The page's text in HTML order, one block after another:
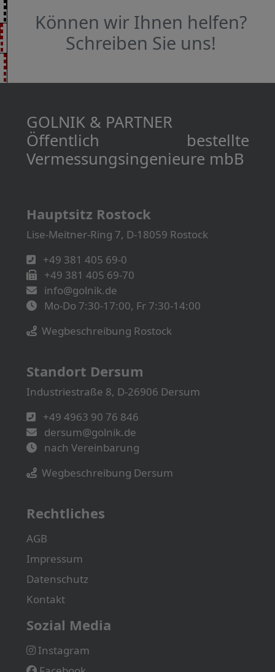
Können wir Ihnen helfen?
Schreiben Sie uns!
GOLNIK & PARTNER
Öffentlich bestellte
Vermessungs­­ingenieure mbB
Hauptsitz Rostock
Lise-Meitner-Ring 7, D-18059 Rostock
+49 381 405 69-0
+49 381 405 69-70
info@golnik.de
Mo-Do 7:30-17:00, Fr 7:30-14:00
Wegbeschreibung Rostock
Standort Dersum
Industriestraße 8, D-26906 Dersum
+49 4963 90 76 846
dersum@golnik.de
nach Vereinbarung
Wegbeschreibung Dersum
Rechtliches
AGB
Impressum
Datenschutz
Kontakt
Sozial Media
Instagram